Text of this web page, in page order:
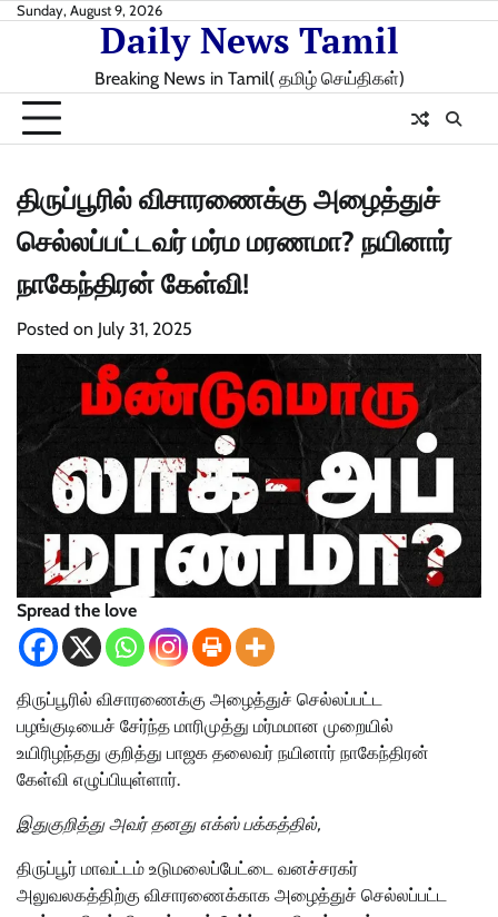
SkipSunday, August 9, 2026
Daily News Tamil
Breaking News in Tamil( தமிழ் செய்திகள்)
திருப்பூரில் விசாரணைக்கு அழைத்துச்
செல்லப்பட்டவர் மர்ம மரணமா? நயினார்
நாகேந்திரன் கேள்வி!
Posted on July 31, 2025
Spread the love
திருப்பூரில் விசாரணைக்கு அழைத்துச் செல்லப்பட்ட
பழங்குடியைச் சேர்ந்த மாரிமுத்து மர்மமான முறையில்
உயிரிழந்தது குறித்து பாஜக தலைவர் நயினார் நாகேந்திரன்
கேள்வி எழுப்பியுள்ளார்.
இதுகுறித்து அவர் தனது எக்ஸ் பக்கத்தில்,
திருப்பூர் மாவட்டம் உடுமலைப்பேட்டை வனச்சரகர்
அலுவலகத்திற்கு விசாரணைக்காக அழைத்துச் செல்லப்பட்ட